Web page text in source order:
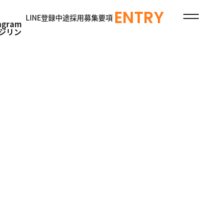
LINE登録中途採用募集要項 ENTRY